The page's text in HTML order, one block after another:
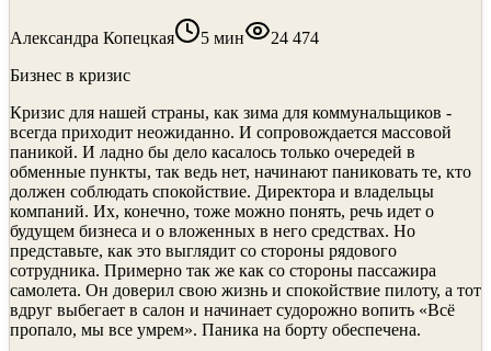
Александра Копецкая 5 мин
24 474
Бизнес в кризис
Кризис для нашей страны, как зима для коммунальщиков -
всегда приходит неожиданно. И сопровождается массовой
паникой. И ладно бы дело касалось только очередей в
обменные пункты, так ведь нет, начинают паниковать те, кто
должен соблюдать спокойствие. Директора и владельцы
компаний. Их, конечно, тоже можно понять, речь идет о
будущем бизнеса и о вложенных в него средствах. Но
представьте, как это выглядит со стороны рядового
сотрудника. Примерно так же как со стороны пассажира
самолета. Он доверил свою жизнь и спокойствие пилоту, а тот
вдруг выбегает в салон и начинает судорожно вопить «Всё
пропало, мы все умрем». Паника на борту обеспечена.